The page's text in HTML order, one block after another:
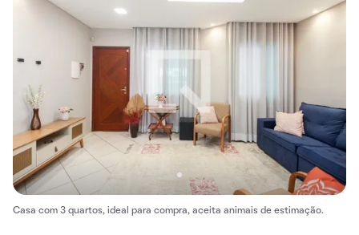
Casa com 3 quartos, ideal para compra, aceita animais de estimação.